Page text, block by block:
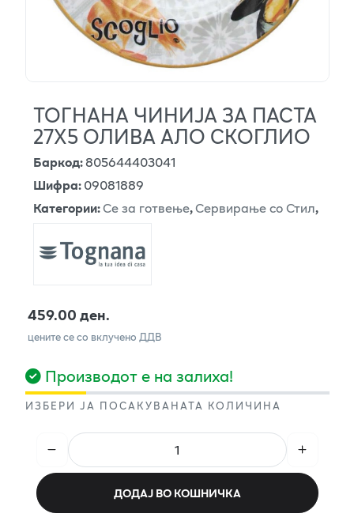
ТОГНАНА ЧИНИЈА ЗА ПАСТА
27Х5 ОЛИВА АЛО СКОГЛИО
Баркод:805644403041
Шифра:09081889
Категории:Се за готвење,Сервирање со Стил,
459.00 ден.
цените се со вклучено ДДВ
Производот е на залиха!
ИЗБЕРИ ЈА ПОСАКУВАНАТА КОЛИЧИНА
ДОДАЈ ВО КОШНИЧКА